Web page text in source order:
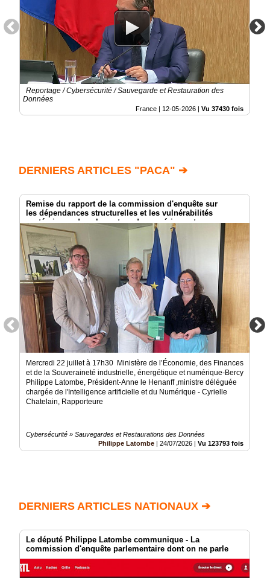
Reportage / Cybersécurité / Sauvegarde et Restauration des
Données
France | 12-05-2026 | Vu 37430 fois
DERNIERS ARTICLES "PACA" ➔
Remise du rapport de la commission d'enquête sur
les dépendances structurelles et les vulnérabilités
systémiques dans le secteur du numérique et
les risques pour l’indépendance de la France
Mercredi 22 juillet à 17h30 Ministère de l’Économie, des Finances
et de la Souveraineté industrielle, énergétique et numérique-Bercy
Philippe Latombe, Président-Anne le Henanff ,ministre déléguée
chargée de l'Intelligence artificielle et du Numérique - Cyrielle
Chatelain, Rapporteure
Cybersécurité » Sauvegardes et Restaurations des Données
Philippe Latombe
24/07/2026 Vu 123793 fois
DERNIERS ARTICLES NATIONAUX ➔
Le député Philippe Latombe communique - La
commission d'enquête parlementaire dont on ne parle
pas